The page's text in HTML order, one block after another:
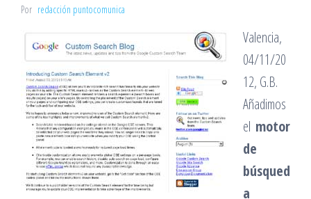
Por redacción puntocomunica
Valencia,
04/11/20
12, G.B.
Añadimos
el motor
de
búsqued
a